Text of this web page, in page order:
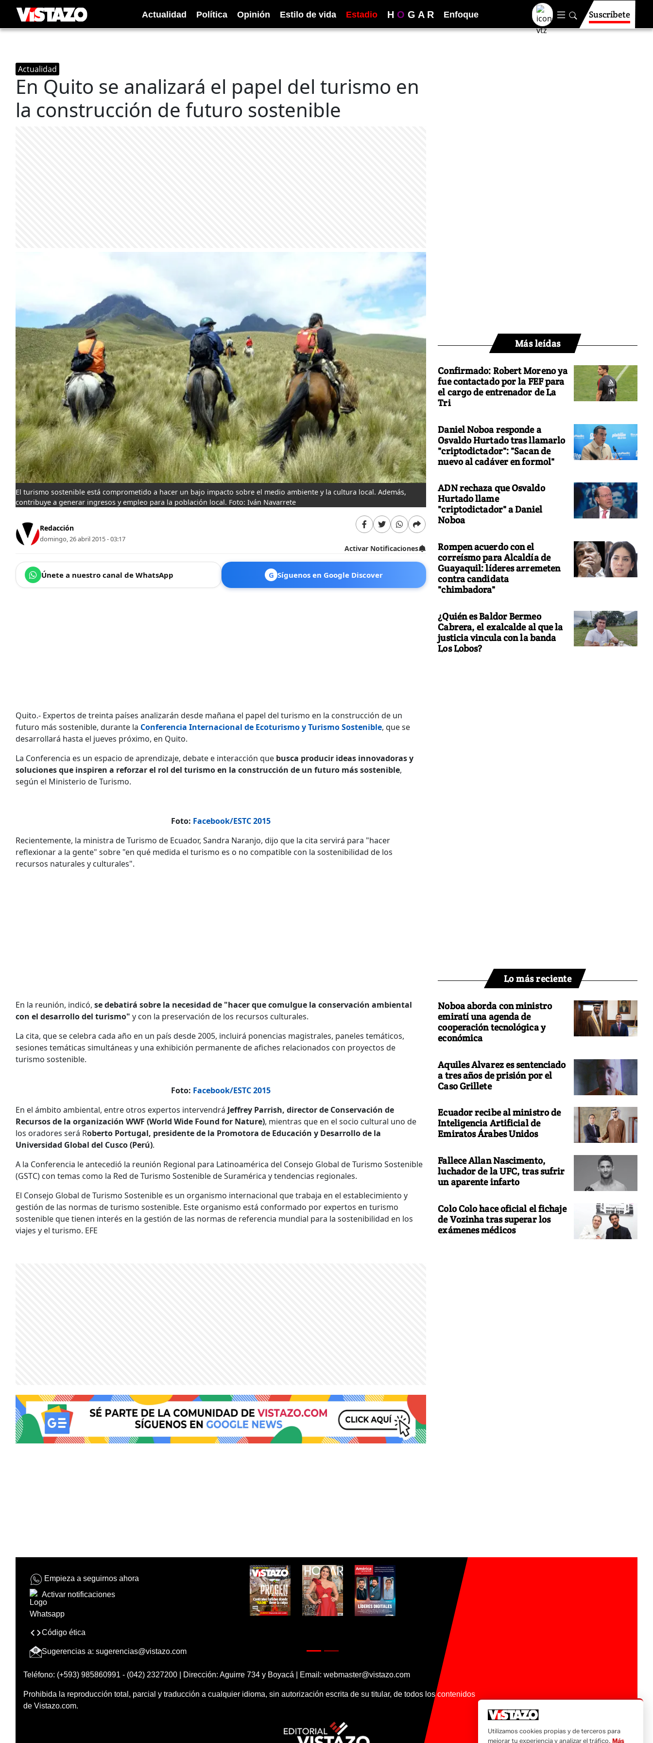
Actualidad Política Opinión Estilo de vida Estadio H O G A R Enfoque Suscríbete
Actualidad
En Quito se analizará el papel del turismo en
la construcción de futuro sostenible
El turismo sostenible está comprometido a hacer un bajo impacto sobre el medio ambiente y la cultura local. Además,
contribuye a generar ingresos y empleo para la población local. Foto: Iván Navarrete
Redacción
domingo, 26 abril 2015 - 03:17
Activar Notificaciones
Únete a nuestro canal de WhatsApp G Síguenos en Google Discover
Quito.- Expertos de treinta países analizarán desde mañana el papel del turismo en la construcción de un
futuro más sostenible, durante la Conferencia Internacional de Ecoturismo y Turismo Sostenible, que se
desarrollará hasta el jueves próximo, en Quito.
La Conferencia es un espacio de aprendizaje, debate e interacción que busca producir ideas innovadoras y
soluciones que inspiren a reforzar el rol del turismo en la construcción de un futuro más sostenible,
según el Ministerio de Turismo.
Foto: Facebook/ESTC 2015
Recientemente, la ministra de Turismo de Ecuador, Sandra Naranjo, dijo que la cita servirá para "hacer
reflexionar a la gente" sobre "en qué medida el turismo es o no compatible con la sostenibilidad de los
recursos naturales y culturales".
En la reunión, indicó, se debatirá sobre la necesidad de "hacer que comulgue la conservación ambiental
con el desarrollo del turismo" y con la preservación de los recursos culturales.
La cita, que se celebra cada año en un país desde 2005, incluirá ponencias magistrales, paneles temáticos,
sesiones temáticas simultáneas y una exhibición permanente de afiches relacionados con proyectos de
turismo sostenible.
Foto: Facebook/ESTC 2015
En el ámbito ambiental, entre otros expertos intervendrá Jeffrey Parrish, director de Conservación de
Recursos de la organización WWF (World Wide Found for Nature), mientras que en el socio cultural uno de
los oradores será Roberto Portugal, presidente de la Promotora de Educación y Desarrollo de la
Universidad Global del Cusco (Perú).
A la Conferencia le antecedió la reunión Regional para Latinoamérica del Consejo Global de Turismo Sostenible
(GSTC) con temas como la Red de Turismo Sostenible de Suramérica y tendencias regionales.
El Consejo Global de Turismo Sostenible es un organismo internacional que trabaja en el establecimiento y
gestión de las normas de turismo sostenible. Este organismo está conformado por expertos en turismo
sostenible que tienen interés en la gestión de las normas de referencia mundial para la sostenibilidad en los
viajes y el turismo. EFE
Más leídas
Confirmado: Robert Moreno ya
fue contactado por la FEF para
el cargo de entrenador de La
Tri
Daniel Noboa responde a
Osvaldo Hurtado tras llamarlo
"criptodictador": "Sacan de
nuevo al cadáver en formol"
ADN rechaza que Osvaldo
Hurtado llame
"criptodictador" a Daniel
Noboa
Rompen acuerdo con el
correísmo para Alcaldía de
Guayaquil: líderes arremeten
contra candidata
"chimbadora"
¿Quién es Baldor Bermeo
Cabrera, el exalcalde al que la
justicia vincula con la banda
Los Lobos?
Lo más reciente
Noboa aborda con ministro
emiratí una agenda de
cooperación tecnológica y
económica
Aquiles Alvarez es sentenciado
a tres años de prisión por el
Caso Grillete
Ecuador recibe al ministro de
Inteligencia Artificial de
Emiratos Árabes Unidos
Fallece Allan Nascimento,
luchador de la UFC, tras sufrir
un aparente infarto
Colo Colo hace oficial el fichaje
de Vozinha tras superar los
exámenes médicos
Empieza a seguirnos ahora
Activar notificaciones
Código ética
Sugerencias a: sugerencias@vistazo.com
Teléfono: (+593) 985860991 - (042) 2327200 | Dirección: Aguirre 734 y Boyacá | Email: webmaster@vistazo.com
Prohibida la reproducción total, parcial y traducción a cualquier idioma, sin autorización escrita de su titular, de todos los contenidos
de Vistazo.com.
Utilizamos cookies propias y de terceros para
mejorar tu experiencia y analizar el tráfico. Más